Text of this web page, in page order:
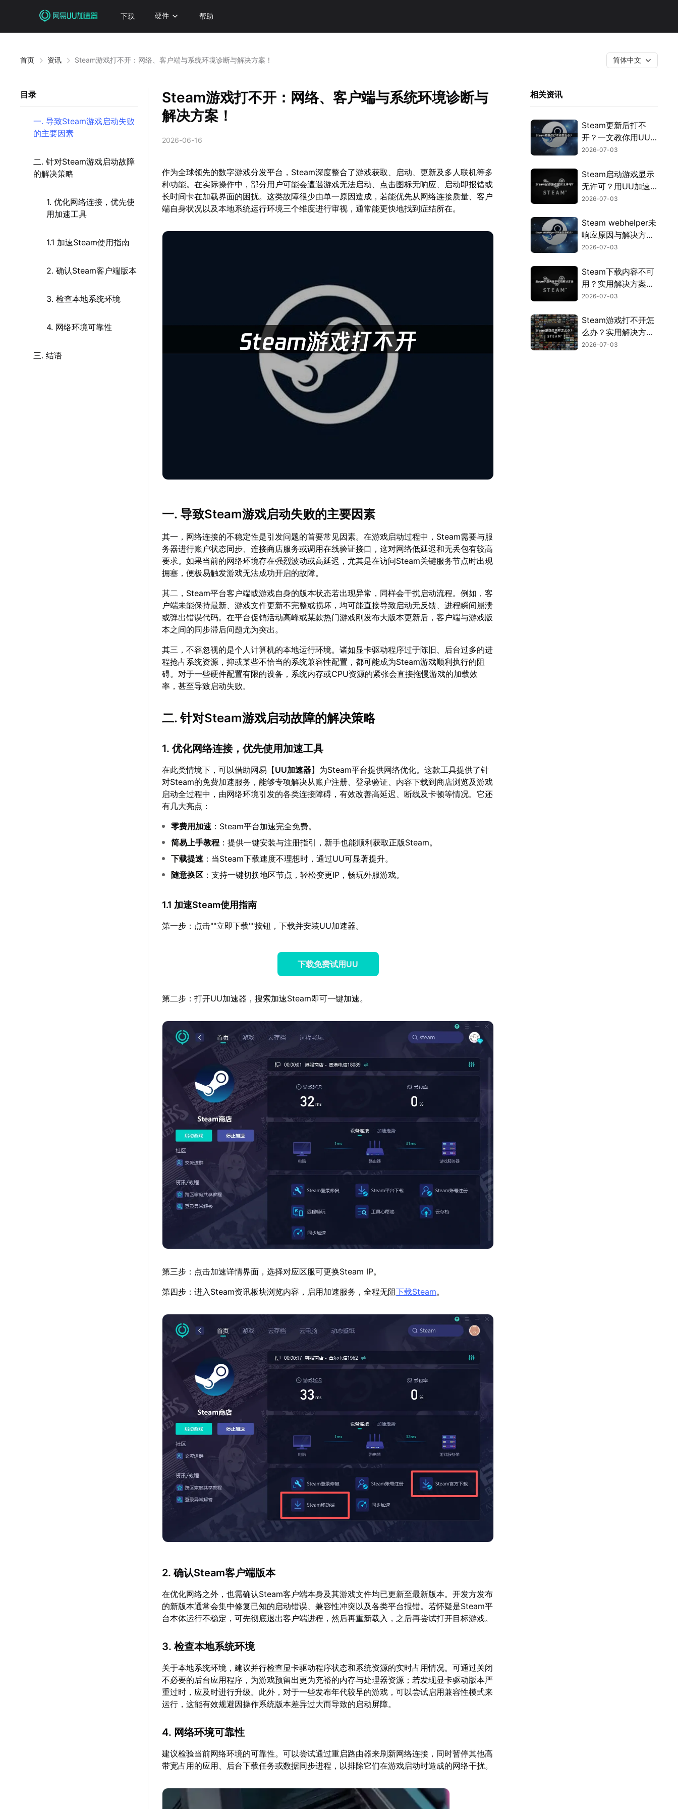
下载 硬件 帮助
首页 资讯 Steam游戏打不开：网络、客户端与系统环境诊断与解决方案！ 简体中文
目录
一. 导致Steam游戏启动失败
的主要因素
二. 针对Steam游戏启动故障
的解决策略
1. 优化网络连接，优先使
用加速工具
1.1 加速Steam使用指南
2. 确认Steam客户端版本
3. 检查本地系统环境
4. 网络环境可靠性
三. 结语
Steam游戏打不开：网络、客户端与系统环境诊断与
解决方案！
2026-06-16
作为全球领先的数字游戏分发平台，Steam深度整合了游戏获取、启动、更新及多人联机等多
种功能。在实际操作中，部分用户可能会遭遇游戏无法启动、点击图标无响应、启动即报错或
长时间卡在加载界面的困扰。这类故障很少由单一原因造成，若能优先从网络连接质量、客户
端自身状况以及本地系统运行环境三个维度进行审视，通常能更快地找到症结所在。
一. 导致Steam游戏启动失败的主要因素
其一，网络连接的不稳定性是引发问题的首要常见因素。在游戏启动过程中，Steam需要与服
务器进行账户状态同步、连接商店服务或调用在线验证接口，这对网络低延迟和无丢包有较高
要求。如果当前的网络环境存在强烈波动或高延迟，尤其是在访问Steam关键服务节点时出现
拥塞，便极易触发游戏无法成功开启的故障。
其二，Steam平台客户端或游戏自身的版本状态若出现异常，同样会干扰启动流程。例如，客
户端未能保持最新、游戏文件更新不完整或损坏，均可能直接导致启动无反馈、进程瞬间崩溃
或弹出错误代码。在平台促销活动高峰或某款热门游戏刚发布大版本更新后，客户端与游戏版
本之间的同步滞后问题尤为突出。
其三，不容忽视的是个人计算机的本地运行环境。诸如显卡驱动程序过于陈旧、后台过多的进
程抢占系统资源，抑或某些不恰当的系统兼容性配置，都可能成为Steam游戏顺利执行的阻
碍。对于一些硬件配置有限的设备，系统内存或CPU资源的紧张会直接拖慢游戏的加载效
率，甚至导致启动失败。
二. 针对Steam游戏启动故障的解决策略
1. 优化网络连接，优先使用加速工具
在此类情境下，可以借助网易【UU加速器】为Steam平台提供网络优化。这款工具提供了针
对Steam的免费加速服务，能够专项解决从账户注册、登录验证、内容下载到商店浏览及游戏
启动全过程中，由网络环境引发的各类连接障碍，有效改善高延迟、断线及卡顿等情况。它还
有几大亮点：
零费用加速 ：Steam平台加速完全免费。
简易上手教程 ：提供一键安装与注册指引，新手也能顺利获取正版Steam。
下载提速 ：当Steam下载速度不理想时，通过UU可显著提升。
随意换区 ：支持一键切换地区节点，轻松变更IP，畅玩外服游戏。
1.1 加速Steam使用指南
第一步：点击""立即下载""按钮，下载并安装UU加速器。
下载免费试用UU
第二步：打开UU加速器，搜索加速Steam即可一键加速。
第三步：点击加速详情界面，选择对应区服可更换Steam IP。
第四步：进入Steam资讯板块浏览内容，启用加速服务，全程无阻下载Steam。
2. 确认Steam客户端版本
在优化网络之外，也需确认Steam客户端本身及其游戏文件均已更新至最新版本。开发方发布
的新版本通常会集中修复已知的启动错误、兼容性冲突以及各类平台报错。若怀疑是Steam平
台本体运行不稳定，可先彻底退出客户端进程，然后再重新载入，之后再尝试打开目标游戏。
3. 检查本地系统环境
关于本地系统环境，建议并行检查显卡驱动程序状态和系统资源的实时占用情况。可通过关闭
不必要的后台应用程序，为游戏预留出更为充裕的内存与处理器资源；若发现显卡驱动版本严
重过时，应及时进行升级。此外，对于一些发布年代较早的游戏，可以尝试启用兼容性模式来
运行，这能有效规避因操作系统版本差异过大而导致的启动屏障。
4. 网络环境可靠性
建议检验当前网络环境的可靠性。可以尝试通过重启路由器来刷新网络连接，同时暂停其他高
带宽占用的应用、后台下载任务或数据同步进程，以排除它们在游戏启动时造成的网络干扰。
相关资讯
Steam更新后打不
开？一文教你用UU
加速器快速解决！
2026-07-03
Steam启动游戏显示
无许可？用UU加速
器免费优化授权验
2026-07-03
Steam webhelper未
响应原因与解决方法
全解析！
2026-07-03
Steam下载内容不可
用？实用解决方案来
了！
2026-07-03
Steam游戏打不开怎
么办？实用解决方法
全汇总！
2026-07-03